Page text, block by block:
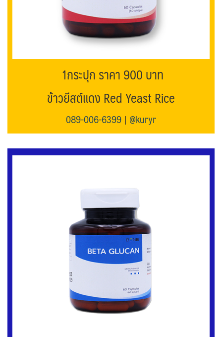
1กระปุก ราคา 900 บาท
ข้าวยีสต์แดง Red Yeast Rice
089-006-6399 | @kuryr